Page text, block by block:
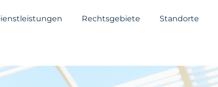
Rechtsgebiete Standorte